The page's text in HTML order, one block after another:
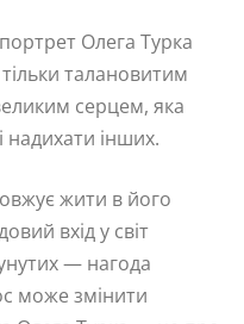
Олега Турка
талановитим
серцем, яка
надихати інших.
жити в його
вхід у світ
— нагода
може змінити